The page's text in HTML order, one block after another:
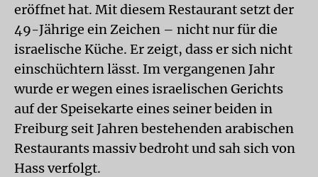
eröffnet hat. Mit diesem Restaurant setzt der
49-Jährige ein Zeichen – nicht nur für die
israelische Küche. Er zeigt, dass er sich nicht
einschüchtern lässt. Im vergangenen Jahr
wurde er wegen eines israelischen Gerichts
auf der Speisekarte eines seiner beiden in
Freiburg seit Jahren bestehenden arabischen
Restaurants massiv bedroht und sah sich von
Hass verfolgt.